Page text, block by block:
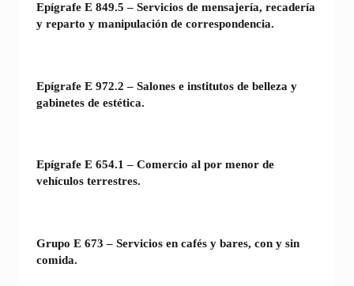
Epígrafe E 849.5 – Servicios de mensajería, recadería
y reparto y manipulación de correspondencia.
Epígrafe E 972.2 – Salones e institutos de belleza y
gabinetes de estética.
Epígrafe E 654.1 – Comercio al por menor de
vehículos terrestres.
Grupo E 673 – Servicios en cafés y bares, con y sin
comida.